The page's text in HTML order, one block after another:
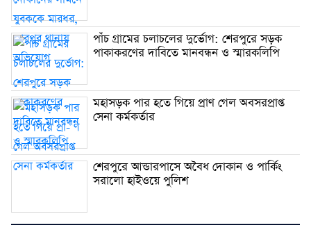
পাঁচ গ্রামের চলাচলের দুর্ভোগ: শেরপুরে সড়ক
পাকাকরণের দাবিতে মানবন্ধন ও স্মারকলিপি
মহাসড়ক পার হতে গিয়ে প্রাণ গেল অবসরপ্রাপ্ত
সেনা কর্মকর্তার
শেরপুরে আন্ডারপাসে অবৈধ দোকান ও পার্কিং
সরালো হাইওয়ে পুলিশ